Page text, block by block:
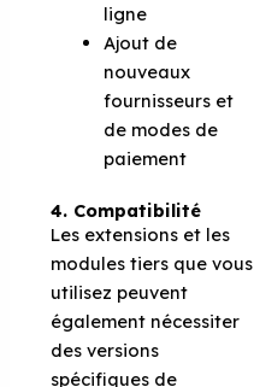
ligne
Ajout de
nouveaux
fournisseurs et
de modes de
paiement
4. Compatibilité
Les extensions et les
modules tiers que vous
utilisez peuvent
également nécessiter
des versions
spécifiques de